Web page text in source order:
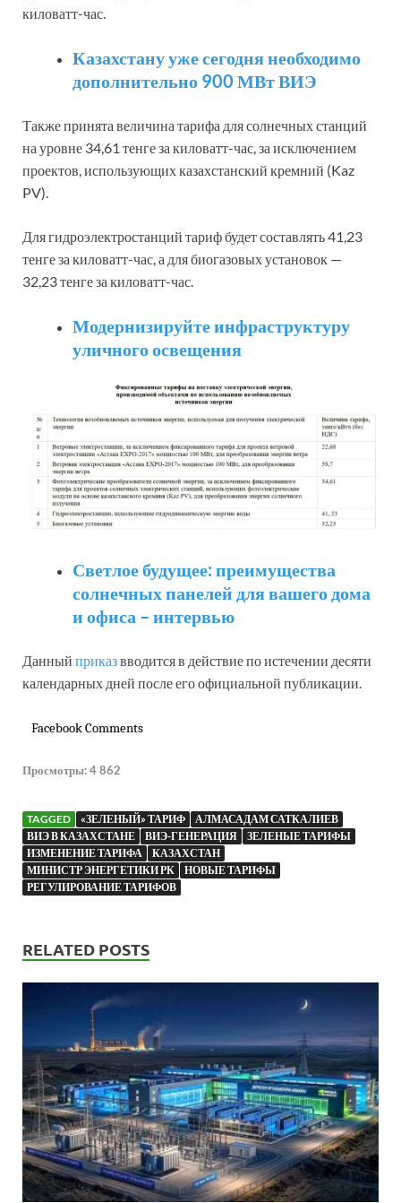
киловатт-час.
Казахстану уже сегодня необходимо
дополнительно 900 МВт ВИЭ
Также принята величина тарифа для солнечных станций
на уровне 34,61 тенге за киловатт-час, за исключением
проектов, использующих казахстанский кремний (Kaz
PV).
Для гидроэлектростанций тариф будет составлять 41,23
тенге за киловатт-час, а для биогазовых установок —
32,23 тенге за киловатт-час.
Модернизируйте инфраструктуру
уличного освещения
Светлое будущее: преимущества
солнечных панелей для вашего дома
и офиса – интервью
Данный приказвводится в действие по истечении десяти
календарных дней после его официальной публикации.
Facebook Comments
Просмотры:4 862
TAGGED «ЗЕЛЕНЫЙ» ТАРИФ
АЛМАСАДАМ САТКАЛИЕВ
ВИЭ В КАЗАХСТАНЕ
ВИЭ-ГЕНЕРАЦИЯ
ЗЕЛЕНЫЕ ТАРИФЫ
ИЗМЕНЕНИЕ ТАРИФА
КАЗАХСТАН
МИНИСТР ЭНЕРГЕТИКИ РК
НОВЫЕ ТАРИФЫ
РЕГУЛИРОВАНИЕ ТАРИФОВ
RELATED POSTS